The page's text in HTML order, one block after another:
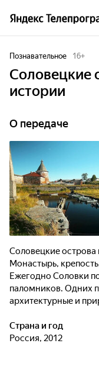
Познавательное 16+
Соловецкие
истории
О передаче
Соловецкие
Монастырь,
Ежегодно Соловки
паломников. Одних
архитектурные и
поклониться
Каждый видит
Страна и год
Россия, 2012